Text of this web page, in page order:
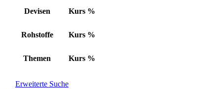
Devisen Kurs %
Rohstoffe Kurs %
Themen Kurs %
Erweiterte Suche